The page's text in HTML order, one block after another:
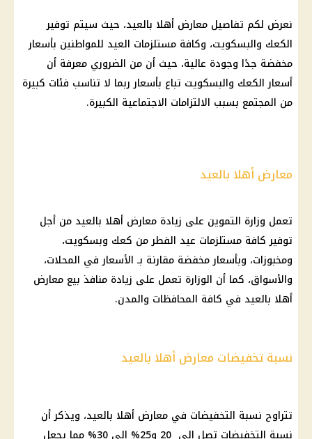
نعرض لكم تفاصيل معارض أهلا بالعيد، حيث سيتم توفير
الكعك والبسكويت، وكافة مستلزمات العيد للمواطنين بأسعار
مخفضة جدًا وجودة عالية، حيث أن من الضروري معرفة أن
أسعار الكعك والبسكويت تباع بأسعار ربما لا تناسب فئات كبيرة
من المجتمع بسبب الالتزامات الاجتماعية الكبيرة.
معارض أهلا بالعيد
تعمل وزارة التموين على زيادة معارض أهلا بالعيد من أجل
توفير كافة مستلزمات عيد الفطر من كعك وبسكويت،
ومخبوزات، وبأسعار مخفضة مقارنة بـ الأسعار في المحلات،
والأسواق، كما أن الوزارة تعمل على زيادة منافذ بيع معارض
أهلا بالعيد في كافة المحافظات والمدن.
نسبة تخفيضات معارض أهلا بالعيد
تتراوح نسبة التخفيضات في معارض أهلا بالعيد، ويذكر أن
نسبة التخفيضات تصل إلى 20 و25% إلى 30% مما يجعل